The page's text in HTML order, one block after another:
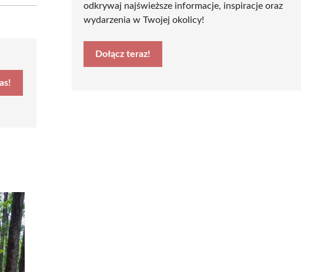
odkrywaj najświeższe informacje, inspiracje oraz
wydarzenia w Twojej okolicy!
Dołącz teraz!